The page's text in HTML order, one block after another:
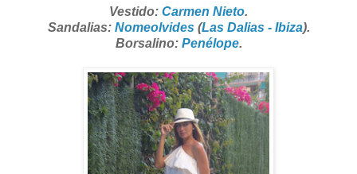
Vestido: Carmen Nieto.
Sandalias: Nomeolvides(Las Dalias - Ibiza).
Borsalino: Penélope.